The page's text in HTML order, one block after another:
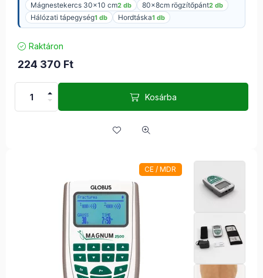
Mágnestekercs 30×10 cm2 db 80x8cm rögzítőpánt2 db
Hálózati tápegység1 db Hordtáska1 db
Raktáron
224 370 Ft
Kosárba
CE / MDR